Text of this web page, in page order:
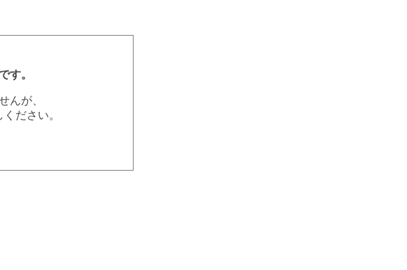
す。
んが、
ださい。